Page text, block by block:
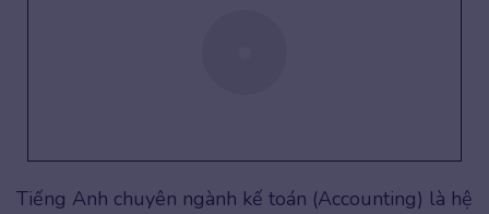
Tiếng Anh chuyên ngành kế toán (Accounting) là hệ